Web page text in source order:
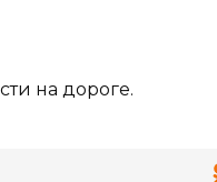
на дороге.